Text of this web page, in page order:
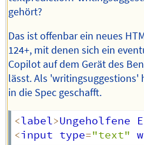
gehört?
Das ist offenbar ein neues
124+, mit denen sich ein
Copilot auf dem Gerät des
lässt. Als 'writingsuggestions'
in die Spec geschafft.
<label>Ungeholfene
<input type="text"